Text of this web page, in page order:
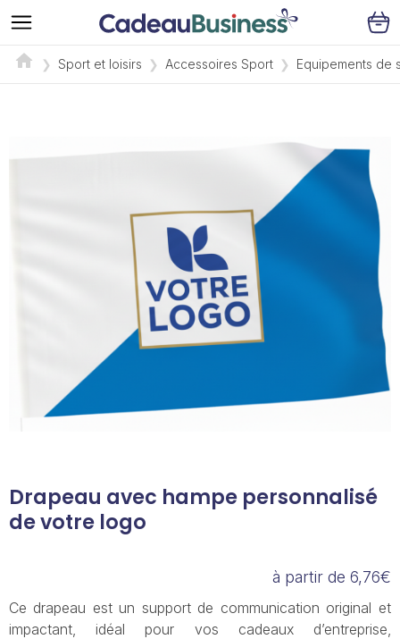
Sport et loisirs Accessoires Sport Equipements de
Drapeau avec hampe personnalisé
de votre logo
à partir de 6,76€
Ce drapeau est un support de communication original et
impactant, idéal pour vos cadeaux d’entreprise,